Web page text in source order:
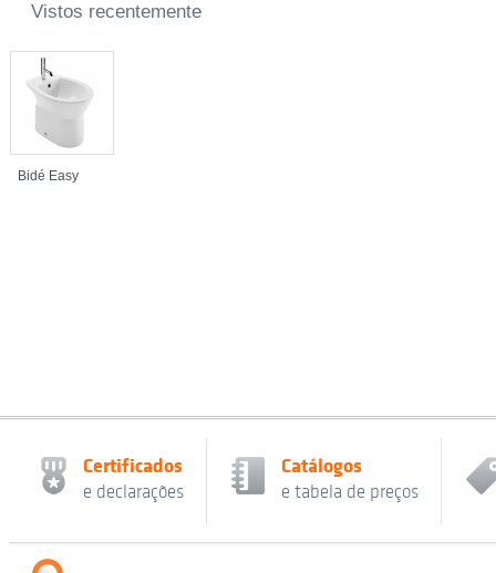
Vistos recentemente
Bidé Easy
Certificados
e declarações
Catálogos
e tabela de preços